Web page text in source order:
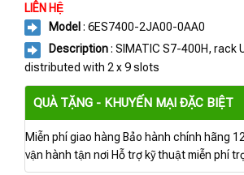
LIÊN HỆ
Model : 6ES7400-2JA00-0AA0
Description: SIMATIC S7-400H, rack
distributed with 2 x 9 slots
QUÀ TẶNG - KHUYẾN MẠI ĐẶC BIỆT
Miễn phí giao hàng Bảo hành chính hãng
vận hành tận nơi Hỗ trợ kỹ thuật miễn phí